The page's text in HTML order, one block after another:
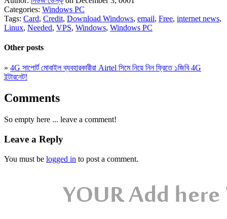
Categories: Windows PC
Tags: Card, Credit, Download Windows, email, Free, internet news,
Linux, Needed, VPS, Windows, Windows PC
Other posts
» 4G সাপোর্ট মোবাইল ব্যবহারকারীরা Airtel সিমে নিয়ে নিন ফ্রিতে ১জিবি 4G
ইন্টারনেট!
Comments
So empty here ... leave a comment!
Leave a Reply
You must be logged in to post a comment.